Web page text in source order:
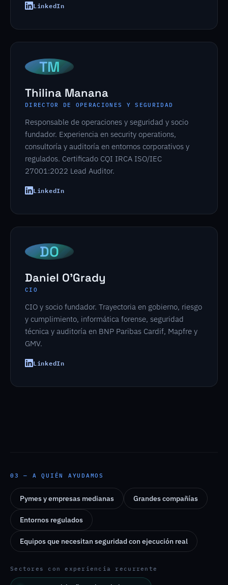
LinkedIn
TM
Thilina Manana
DIRECTOR DE OPERACIONES Y SEGURIDAD
Responsable de operaciones y seguridad y socio
fundador. Experiencia en security operations,
consultoría y auditoría en entornos corporativos y
regulados. Certificado CQI IRCA ISO/IEC
27001:2022 Lead Auditor.
LinkedIn
DO
Daniel O'Grady
CIO
CIO y socio fundador. Trayectoria en gobierno, riesgo
y cumplimiento, informática forense, seguridad
técnica y auditoría en BNP Paribas Cardif, Mapfre y
GMV.
LinkedIn
03 — A QUIÉN AYUDAMOS
Pymes y empresas medianas Grandes compañías
Entornos regulados
Equipos que necesitan seguridad con ejecución real
Sectores con experiencia recurrente